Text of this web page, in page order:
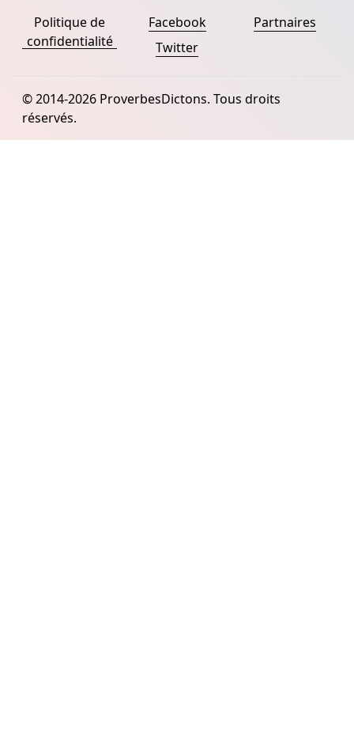
Politique de
confidentialité
Facebook
Twitter
Partnaires
© 2014-2026 ProverbesDictons. Tous droits
réservés.